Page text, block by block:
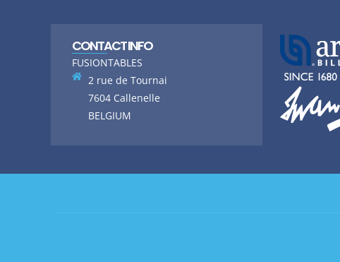
CONTACT INFO
FUSIONTABLES
2 rue de Tournai
7604 Callenelle
BELGIUM